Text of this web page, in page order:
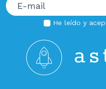
He leído y